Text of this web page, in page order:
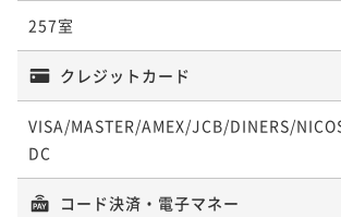
257室
クレジットカード
VISA/MASTER/AMEX/JCB/DINERS/
DC
コード決済・電子マネー